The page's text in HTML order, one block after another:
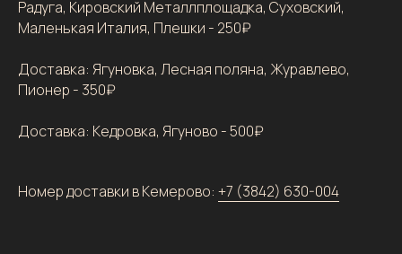
Радуга, Кировский Металлплощадка, Суховский,
Маленькая Италия, Плешки - 250₽
Доставка: Ягуновка, Лесная поляна, Журавлево,
Пионер - 350₽
Доставка: Кедровка, Ягуново - 500₽
Номер доставки в Кемерово: +7 (3842) 630-004